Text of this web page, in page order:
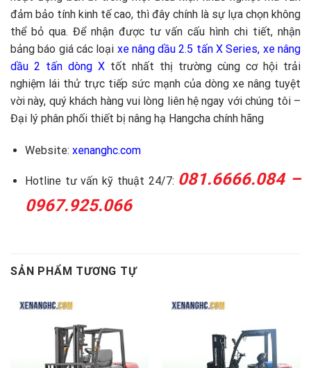
đảm bảo tính kinh tế cao, thì đây chính là sự lựa chọn không
thể bỏ qua. Để nhận được tư vấn cấu hình chi tiết, nhận
bảng báo giá các loại xe nâng dầu 2.5 tấn X Series, xe nâng
dầu 2 tấn dòng X tốt nhất thị trường cùng cơ hội trải
nghiệm lái thử trực tiếp sức mạnh của dòng xe nâng tuyệt
vời này, quý khách hàng vui lòng liên hệ ngay với chúng tôi –
Đại lý phân phối thiết bị nâng hạ Hangcha chính hãng
Website: xenanghc.com
Hotline tư vấn kỹ thuật 24/7: 081.6666.084 –
0967.925.066
SẢN PHẨM TƯƠNG TỰ